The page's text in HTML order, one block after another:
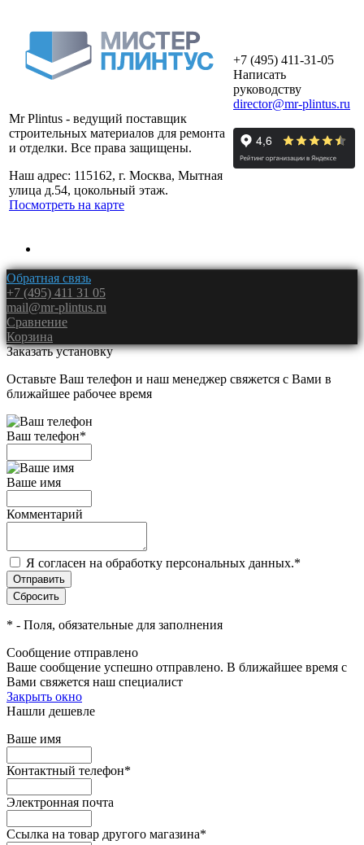
Mr Plintus - ведущий поставщик
строительных материалов для ремонта
и отделки. Все права защищены.
Наш адрес: 115162, г. Москва, Мытная
улица д.54, цокольный этаж.
Посмотреть на карте
+7 (495) 411-31-05
Написать
руководству
director@mr-plintus.ru
Обратная связь
+7 (495) 411 31 05
mail@mr-plintus.ru
Сравнение
Корзина
Заказать установку
Оставьте Ваш телефон и наш менеджер свяжется с Вами в
ближайшее рабочее время
Ваш телефон*
Ваше имя
Комментарий
Я согласен на обработку персональных данных.*
* - Поля, обязательные для заполнения
Сообщение отправлено
Ваше сообщение успешно отправлено. В ближайшее время с
Вами свяжется наш специалист
Закрыть окно
Нашли дешевле
Ваше имя
Контактный телефон*
Электронная почта
Ссылка на товар другого магазина*